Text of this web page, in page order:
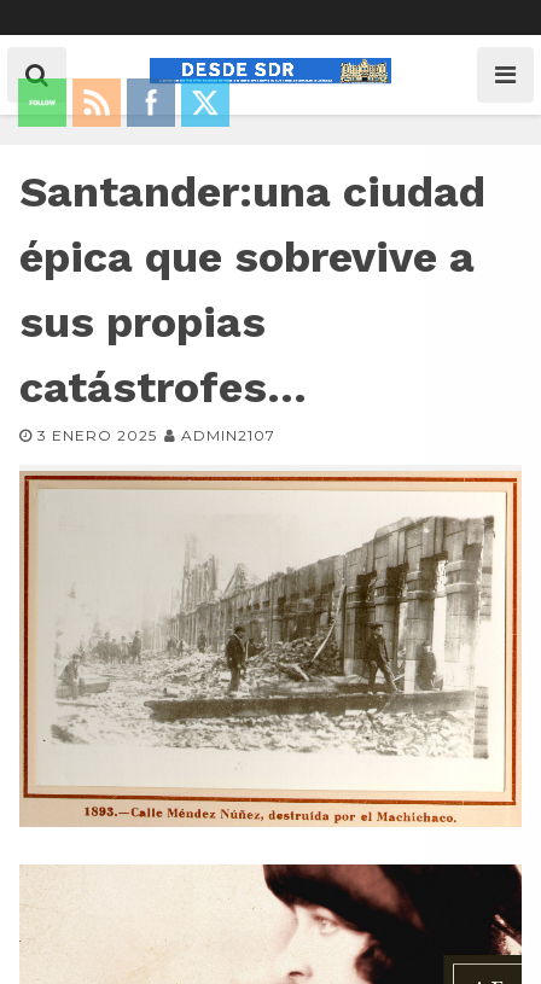
Santander:una ciudad
épica que sobrevive a
sus propias
catástrofes…
3 ENERO 2025 ADMIN2107